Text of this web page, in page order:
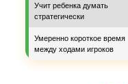
Учит ребенка думать
стратегически
Умеренно короткое время
между ходами игроков